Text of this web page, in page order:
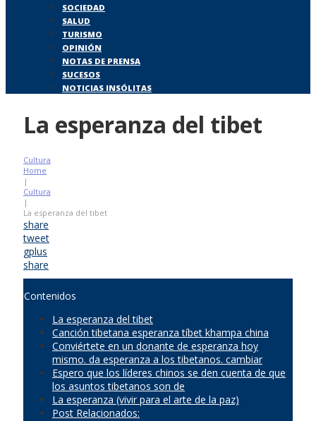
SOCIEDAD
SALUD
TURISMO
OPINIÓN
NOTAS DE PRENSA
SUCESOS
NOTICIAS INSÓLITAS
La esperanza del tibet
Cultura
Home
|
Cultura
|
La esperanza del tibet
share
tweet
gplus
share
Contenidos
La esperanza del tibet
Canción tibetana esperanza tíbet khampa china
Conviértete en un donante de esperanza hoy
mismo. da esperanza a los tibetanos. cambiar
Espero que los líderes chinos se den cuenta de que
los asuntos tibetanos son de
La esperanza (vivir para el arte de la paz)
Post Relacionados: